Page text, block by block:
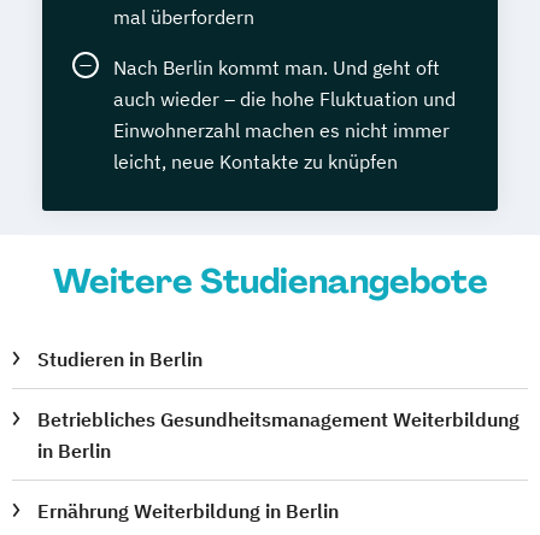
mal überfordern
Nach Berlin kommt man. Und geht oft
auch wieder – die hohe Fluktuation und
Einwohnerzahl machen es nicht immer
leicht, neue Kontakte zu knüpfen
Weitere Studienangebote
Studieren in Berlin
Betriebliches Gesundheitsmanagement Weiterbildung
in Berlin
Ernährung Weiterbildung in Berlin